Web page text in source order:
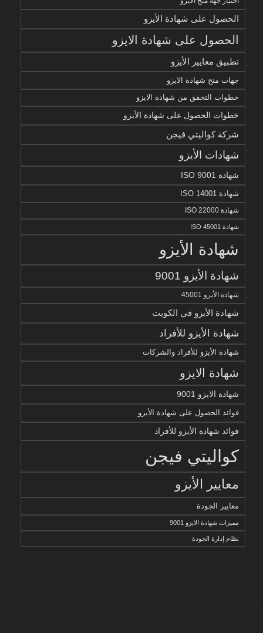
الحصول على شهادة الأيزو
الحصول على شهادة الايزو
تطبيق معايير الأيزو
جهات منح شهادة الايزو
خطوات التحقق من شهادة الايزو
خطوات الحصول على شهادة الأيزو
شركة كواليتي فيجن
شهادات الأيزو
شهادة ISO 9001
شهادة ISO 14001
شهادة ISO 22000
شهادة ISO 45001
شهادة الأيزو
شهادة الأيزو 9001
شهادة الأيزو 45001
شهادة الأيزو في الكويت
شهادة الأيزو للأفراد
شهادة الأيزو للأفراد والشركات
شهادة الايزو
شهادة الايزو 9001
فوائد الحصول على شهادة الأيزو
فوائد شهادة الأيزو للأفراد
كواليتي فيجن
معايير الأيزو
معايير الجودة
مميزات شهادة الايزو 9001
نظام إدارة الجودة